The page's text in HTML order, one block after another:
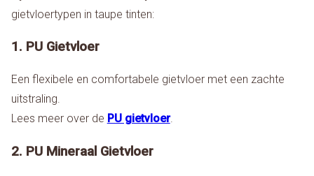
gietvloertypen in taupe tinten:
1. PU Gietvloer
Een flexibele en comfortabele gietvloer met een zachte
uitstraling.
Lees meer over de PU gietvloer.
2. PU Mineraal Gietvloer